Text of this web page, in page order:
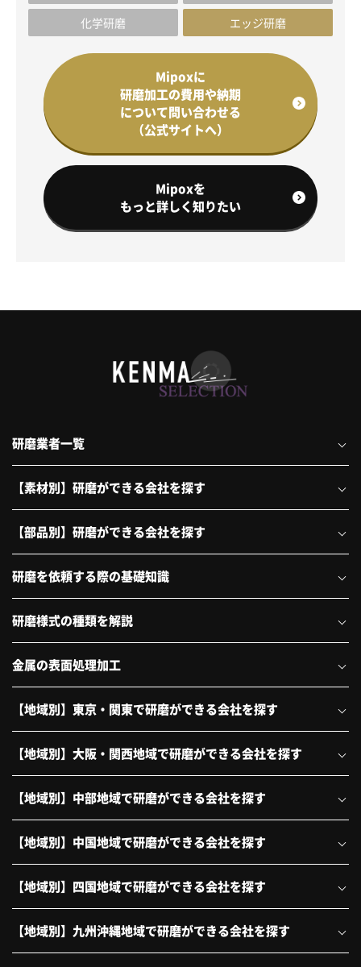
化学研磨
エッジ研磨
Mipoxに
研磨加工の費用や納期
について問い合わせる
（公式サイトへ）
Mipoxを
もっと詳しく知りたい
研磨業者一覧
【素材別】研磨ができる会社を探す
【部品別】研磨ができる会社を探す
研磨を依頼する際の基礎知識
研磨様式の種類を解説
金属の表面処理加工
【地域別】東京・関東で研磨ができる会社を探す
【地域別】大阪・関西地域で研磨ができる会社を探す
【地域別】中部地域で研磨ができる会社を探す
【地域別】中国地域で研磨ができる会社を探す
【地域別】四国地域で研磨ができる会社を探す
【地域別】九州沖縄地域で研磨ができる会社を探す